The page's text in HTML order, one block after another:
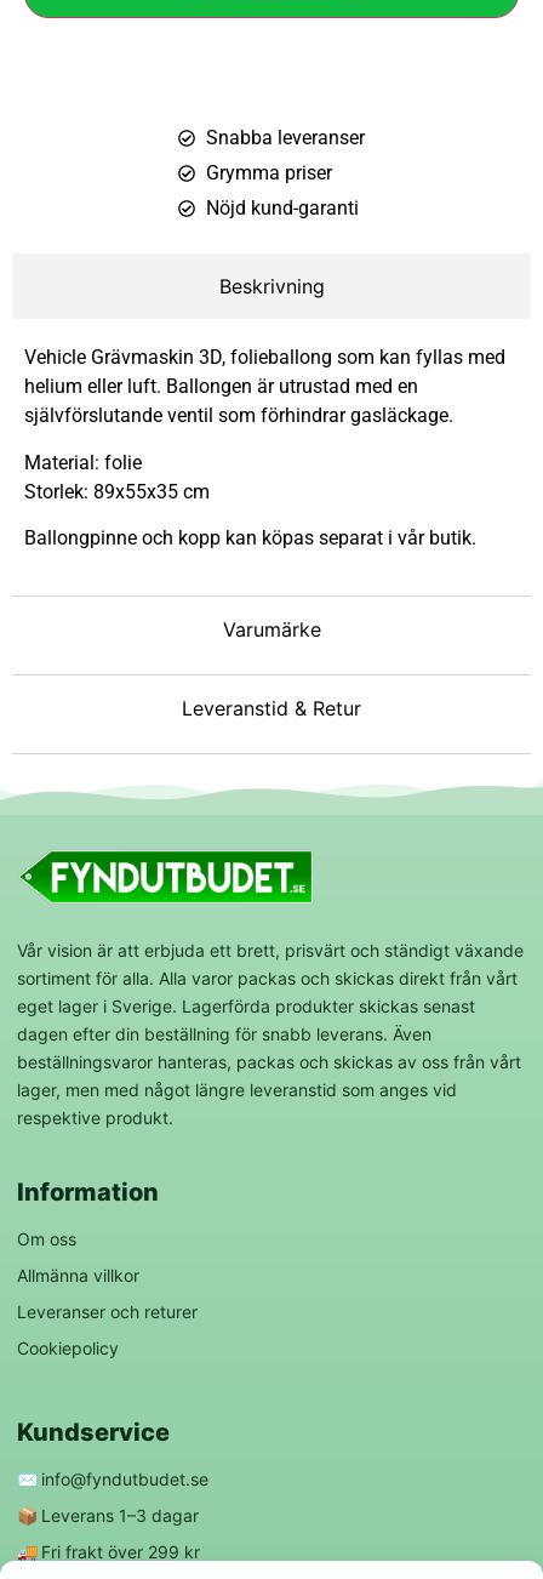
Snabba leveranser
Grymma priser
Nöjd kund-garanti
Beskrivning
Varumärke
Leveranstid & Retur
Vehicle Grävmaskin 3D, folieballong som kan fyllas med
helium eller luft. Ballongen är utrustad med en
självförslutande ventil som förhindrar gasläckage.
Material: folie
Storlek: 89x55x35 cm
Ballongpinne och kopp kan köpas separat i vår butik.
Vår vision är att erbjuda ett brett, prisvärt och ständigt växande
sortiment för alla. Alla varor packas och skickas direkt från vårt
eget lager i Sverige. Lagerförda produkter skickas senast
dagen efter din beställning för snabb leverans. Även
beställningsvaror hanteras, packas och skickas av oss från vårt
lager, men med något längre leveranstid som anges vid
respektive produkt.
Information
Om oss
Allmänna villkor
Leveranser och returer
Cookiepolicy
Kundservice
✉️ info@fyndutbudet.se
📦 Leverans 1–3 dagar
🚚 Fri frakt över 299 kr